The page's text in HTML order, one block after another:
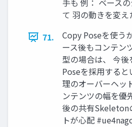
手も 例： ベース
て 羽の動きを変
71.
Copy Poseを使う
ース後もコンテン
型の場合は、 今
Poseを採用すると
理のオーバーヘッ
ンテンツの幅を優
後の共有Skeleton
トが心配